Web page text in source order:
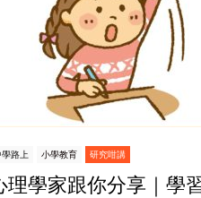
學路上 小學教育 研究咁講
理學家跟你分享｜學